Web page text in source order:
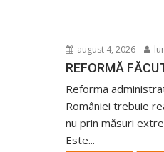
august 4, 2026
REFORMĂ
Reforma
României trebuie
nu prin măsuri
Este...